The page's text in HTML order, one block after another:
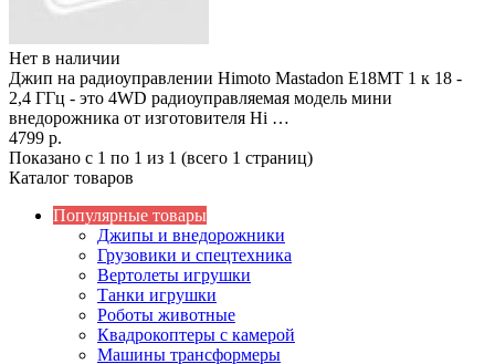
Нет в наличии
Джип на радиоуправлении Himoto Mastadon E18MT 1 к 18 -
2,4 ГГц - это 4WD радиоуправляемая модель мини
внедорожника от изготовителя Hi …
4799 р.
Показано с 1 по 1 из 1 (всего 1 страниц)
Каталог товаров
Популярные товары
Джипы и внедорожники
Грузовики и спецтехника
Вертолеты игрушки
Танки игрушки
Роботы животные
Квадрокоптеры с камерой
Машины трансформеры